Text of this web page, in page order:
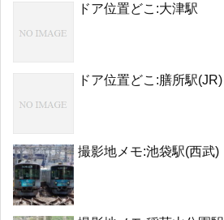
ドア位置どこ:大津駅
ドア位置どこ:膳所駅(JR)
撮影地メモ:池袋駅(西武)